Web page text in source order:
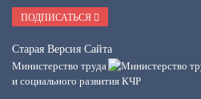
Mail
ПОДПИСАТЬСЯ
Старая Версия Сайта
Министерство труда
и социального развития КЧР